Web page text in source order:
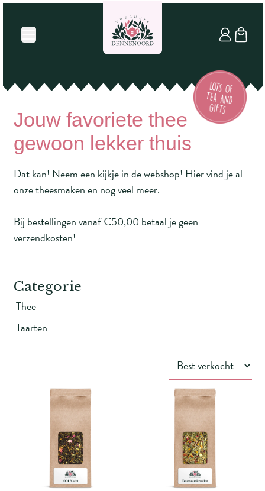
Jouw favoriete thee
gewoon lekker thuis
Dat kan! Neem een kijkje in de webshop! Hier vind je al
onze theesmaken en nog veel meer.
Bij bestellingen vanaf €50,00 betaal je geen
verzendkosten!
Categorie
Thee
Taarten